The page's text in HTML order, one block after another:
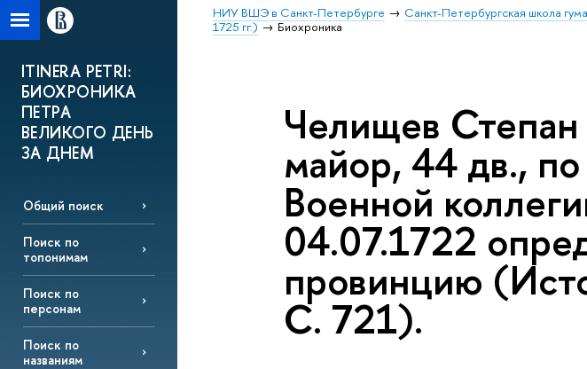
НИУ ВШЭ в Санкт-Петербурге Санкт-Петербургская школа
1725 гг.)
Биохроника
ITINERA PETRI:
БИОХРОНИКА
ПЕТРА
ВЕЛИКОГО ДЕНЬ
ЗА ДНЕМ
Общий поиск
Поиск по
топонимам
Поиск по
персонам
Поиск по
названиям
Челищев
майор, 44 дв.,
Военной
04.07.1722
провинцию
С. 721).